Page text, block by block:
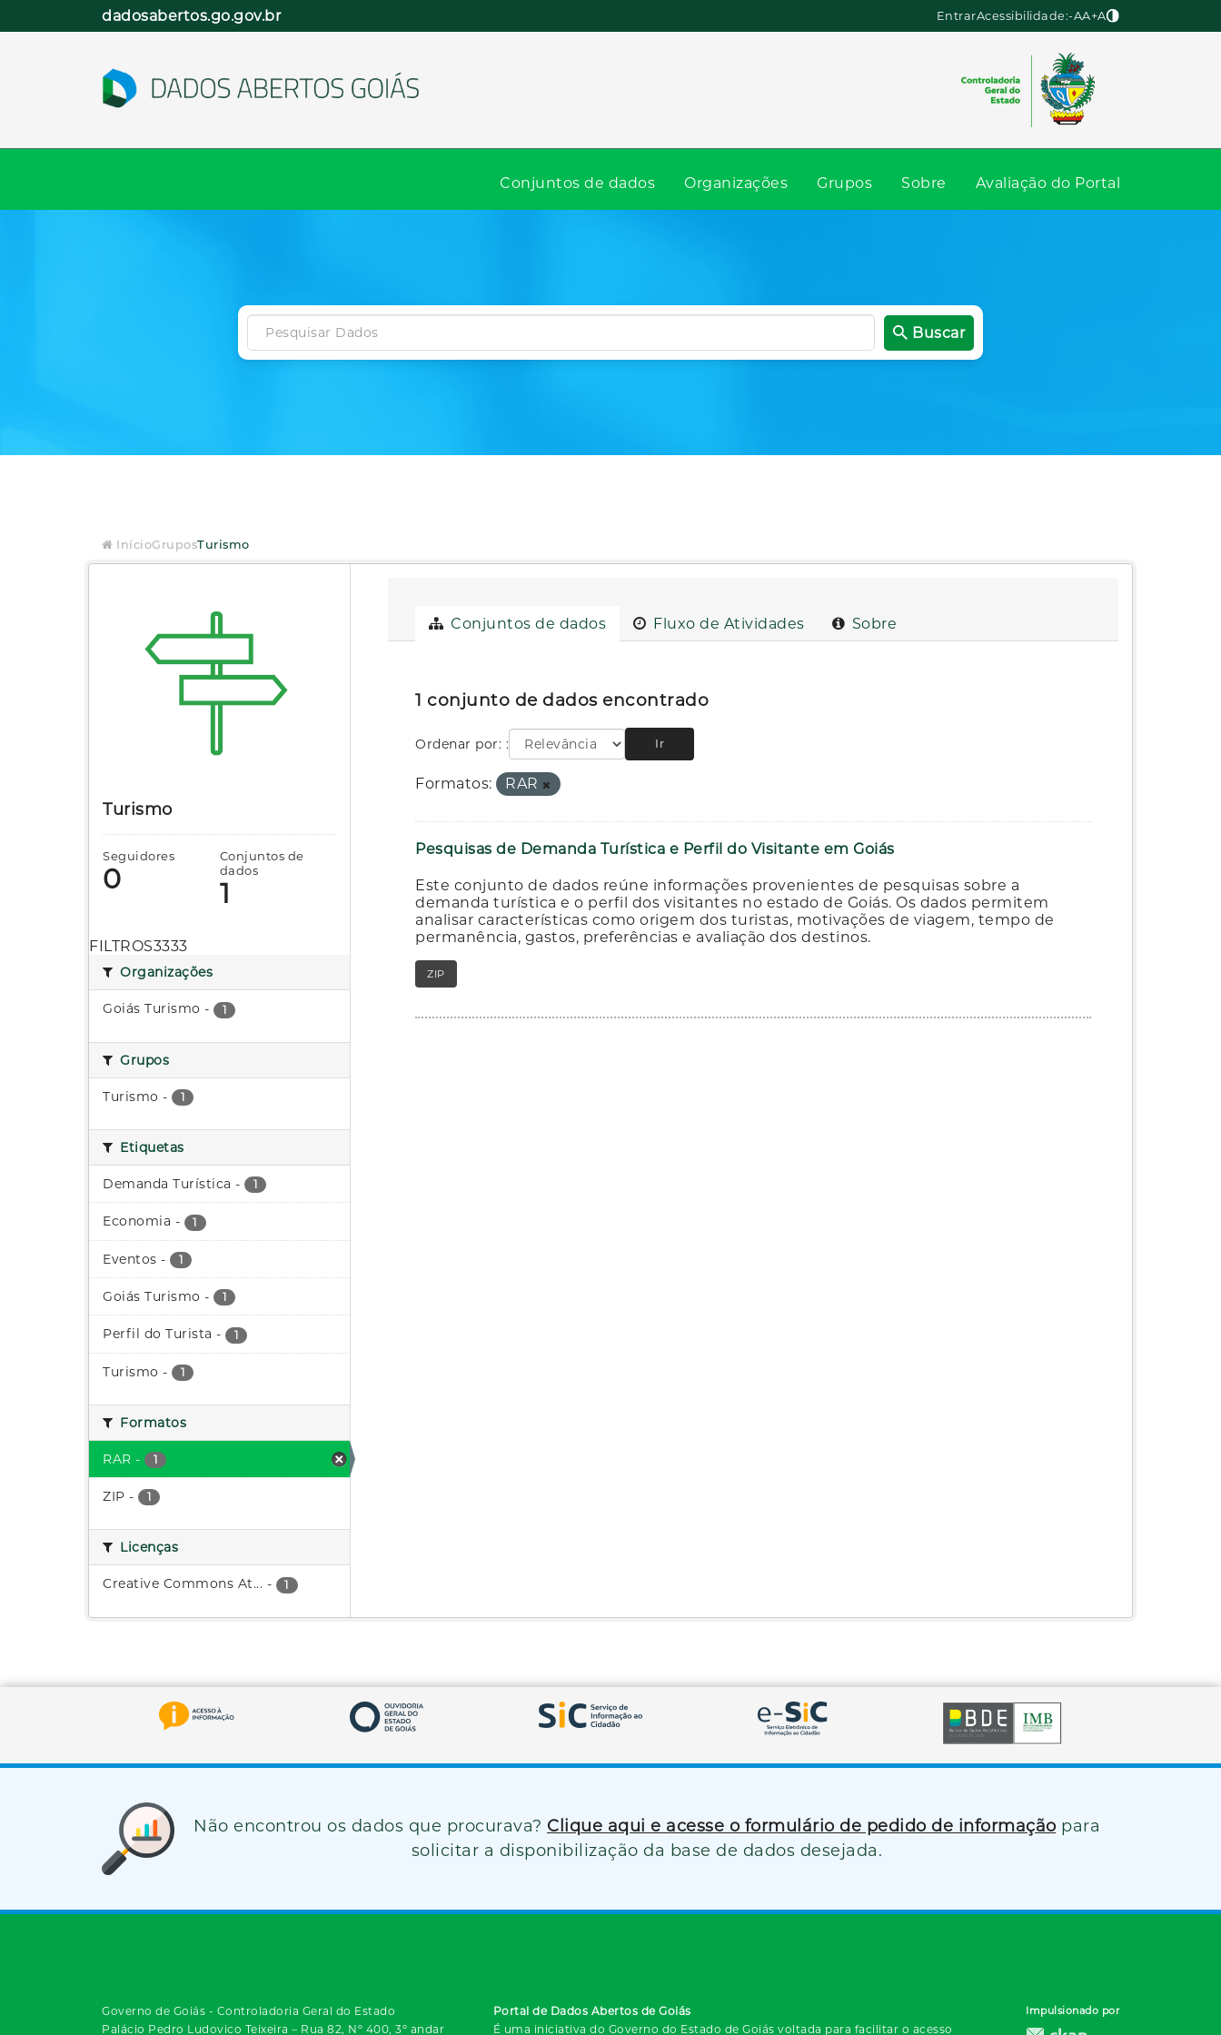
dadosabertos.go.gov.br EntrarAcessibilidade:-AA+A
Conjuntos de dados Organizações Grupos Sobre Avaliação do Portal
Buscar
InícioGruposTurismo
Turismo
Seguidores
0
Conjuntos de
dados
1
FILTROS3333
Organizações
Goiás Turismo - 1
Grupos
Turismo - 1
Etiquetas
Demanda Turística - 1
Economia - 1
Eventos - 1
Goiás Turismo - 1
Perfil do Turista - 1
Turismo - 1
Formatos
RAR - 1
ZIP - 1
Licenças
Creative Commons At... - 1
Conjuntos de dados Fluxo de Atividades Sobre
1 conjunto de dados encontrado
Ordenar por: Ir
Formatos: RAR
Pesquisas de Demanda Turística e Perfil do Visitante em Goiás
Este conjunto de dados reúne informações provenientes de pesquisas sobre a
demanda turística e o perfil dos visitantes no estado de Goiás. Os dados permitem
analisar características como origem dos turistas, motivações de viagem, tempo de
permanência, gastos, preferências e avaliação dos destinos.
ZIP
Não encontrou os dados que procurava? Clique aqui e acesse o formulário de pedido de informação para
solicitar a disponibilização da base de dados desejada.
Governo de Goiás - Controladoria Geral do Estado
Palácio Pedro Ludovico Teixeira – Rua 82, Nº 400, 3º andar
Portal de Dados Abertos de Goiás
É uma iniciativa do Governo do Estado de Goiás voltada para facilitar o acesso
Impulsionado por